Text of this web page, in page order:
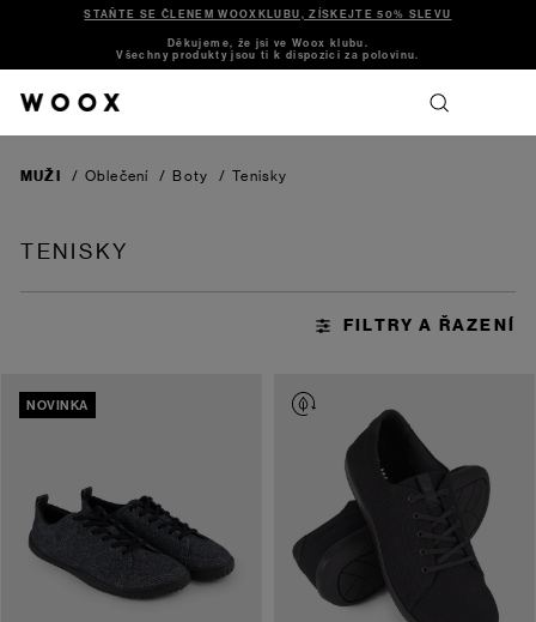
STAŇTE SE ČLENEM WOOXKLUBU, ZÍSKEJTE 50% SLEVU
Děkujeme, že jsi ve Woox klubu.
Všechny produkty jsou ti k dispozici za polovinu.
MUŽI / Oblečení / Boty / Tenisky
TENISKY
NOVINKA